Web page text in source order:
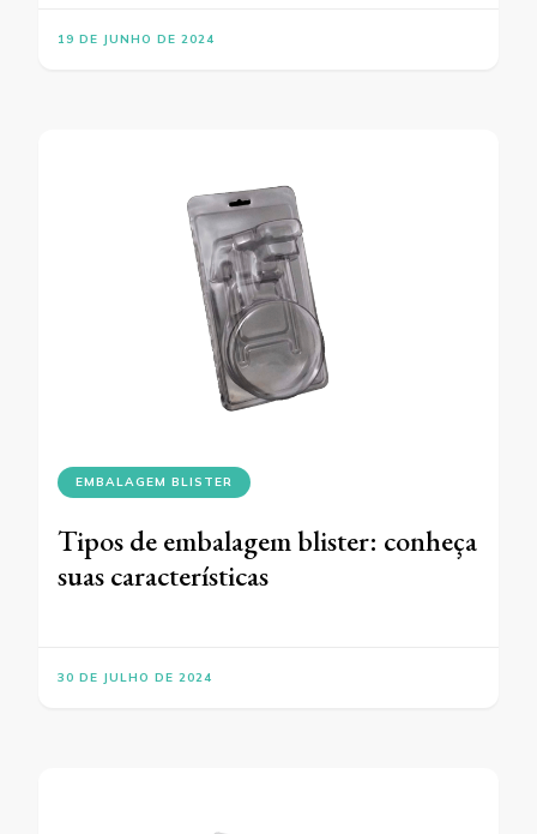
19 DE JUNHO DE 2024
EMBALAGEM BLISTER
Tipos de embalagem blister: conheça
suas características
30 DE JULHO DE 2024